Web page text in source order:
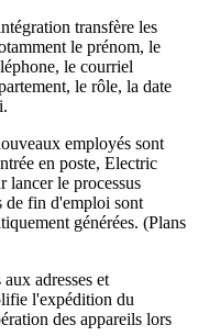
transfère les
le prénom, le
le courriel
le rôle, la date
employés sont
en poste, Electric
lancer le processus
de fin d'emploi sont
générées. (Plans
adresses et
l'expédition du
des appareils lors